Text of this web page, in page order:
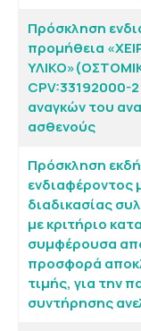
Πρόσκληση
προμήθεια
CPV:33192000-
αναγκών του
ασθενούς
Πρόσκληση
ενδιαφέροντος
διαδικασίας
με κριτήριο
συμφέρουσα
προσφορά
τιμής, για την
συντήρησης